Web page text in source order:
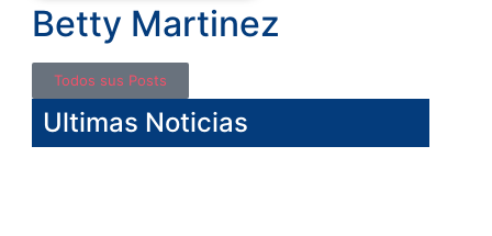
Betty Martinez
Todos sus Posts
Ultimas Noticias